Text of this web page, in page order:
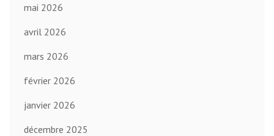
mai 2026
avril 2026
mars 2026
février 2026
janvier 2026
décembre 2025